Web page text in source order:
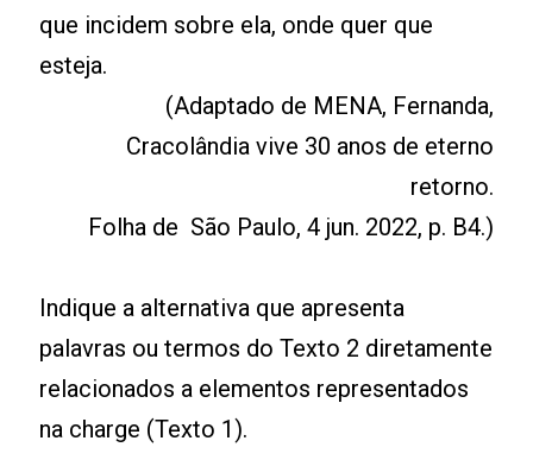
que incidem sobre ela, onde quer que
esteja.
(Adaptado de MENA, Fernanda,
Cracolândia vive 30 anos de eterno
retorno.
Folha de São Paulo, 4 jun. 2022, p. B4.)
Indique a alternativa que apresenta
palavras ou termos do Texto 2 diretamente
relacionados a elementos representados
na charge (Texto 1).